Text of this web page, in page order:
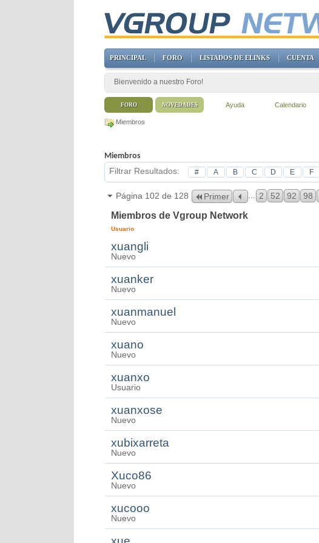
Miembros
Miembros
Filtrar Resultados # A B C D E F
Página 102 de 128 Primer 2 52 92 98
Miembros de Vgroup Network
Usuario
xuangli
Nuevo
xuanker
Nuevo
xuanmanuel
Nuevo
xuano
Nuevo
xuanxo
Usuario
xuanxose
Nuevo
xubixarreta
Nuevo
Xuco86
Nuevo
xucooo
Nuevo
PRINCIPAL FORO LISTADOS DE ELINKS CUENTA
Bienvenido a nuestro Foro!
FORO Ayuda Calendario
NOVEDADES